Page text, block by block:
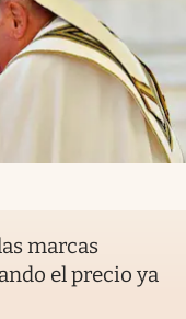
marcas
el precio ya